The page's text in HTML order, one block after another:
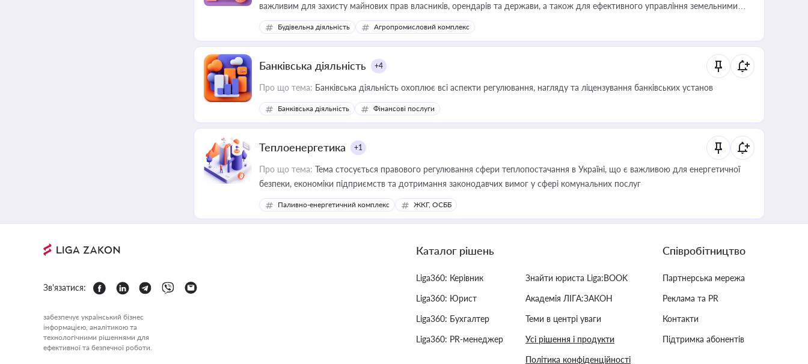
важливим для захисту майнових прав власників, орендарів та держави, а також для ефективного управління земельними
ресурсами
Будівельна діяльність Агропромисловий комплекс
Банківська діяльність +4
Про що тема: Банківська діяльність охоплює всі аспекти регулювання, нагляду та ліцензування банківських установ
Банківська діяльність Фінансові послуги
Теплоенергетика +1
Про що тема: Тема стосується правового регулювання сфери теплопостачання в Україні, що є важливою для енергетичної
безпеки, економіки підприємств та дотримання законодавчих вимог у сфері комунальних послуг
Паливно-енергетичний комплекс ЖКГ, ОСББ
Зв'язатися:
забезпечує український бізнес
інформацією, аналітикою та
технологічними рішеннями для
ефективної та безпечної роботи.
Каталог рішень
Liga360: Керівник
Liga360: Юрист
Liga360: Бухгалтер
Liga360: PR-менеджер
Знайти юриста Liga:BOOK
Академія ЛІГА:ЗАКОН
Теми в центрі уваги
Усі рішення і продукти
Політика конфіденційності
Співробітництво
Партнерська мережа
Реклама та PR
Контакти
Підтримка абонентів